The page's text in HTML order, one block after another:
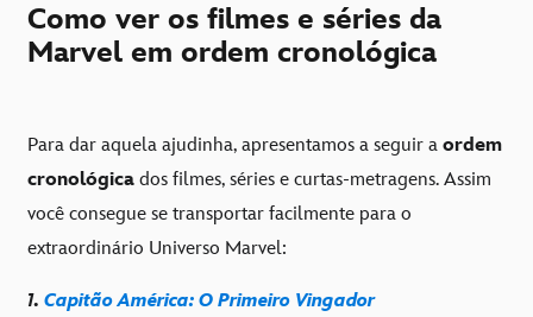
Como ver os filmes e séries da
Marvel em ordem cronológica
Para dar aquela ajudinha, apresentamos a seguir a ordem
cronológica dos filmes, séries e curtas-metragens. Assim
você consegue se transportar facilmente para o
extraordinário Universo Marvel:
1. Capitão América: O Primeiro Vingador